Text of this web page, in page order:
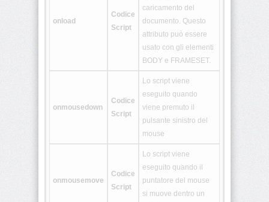
onload
Codice
Script
caricamento del
documento. Questo
attributo può essere
usato con gli elementi
BODY e FRAMESET.
onmousedown
Codice
Script
Lo script viene
eseguito quando
viene premuto il
pulsante sinistro del
mouse
onmousemove
Codice
Script
Lo script viene
eseguito quando il
puntatore del mouse
si muove dentro un